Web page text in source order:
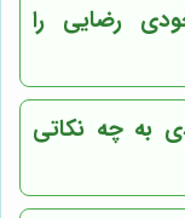
رضایی را
به چه نکاتی